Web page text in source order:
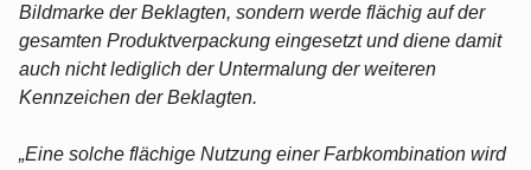
Bildmarke der Beklagten, sondern werde flächig auf der
gesamten Produktverpackung eingesetzt und diene damit
auch nicht lediglich der Untermalung der weiteren
Kennzeichen der Beklagten.
„Eine solche flächige Nutzung einer Farbkombination wird